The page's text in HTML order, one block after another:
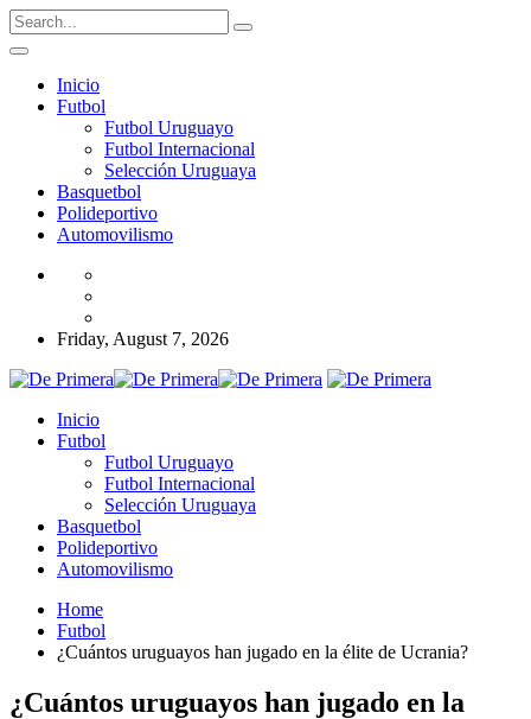
Inicio
Futbol
Futbol Uruguayo
Futbol Internacional
Selección Uruguaya
Basquetbol
Polideportivo
Automovilismo
Friday, August 7, 2026
Inicio
Futbol
Futbol Uruguayo
Futbol Internacional
Selección Uruguaya
Basquetbol
Polideportivo
Automovilismo
Home
Futbol
¿Cuántos uruguayos han jugado en la élite de Ucrania?
¿Cuántos uruguayos han jugado en la